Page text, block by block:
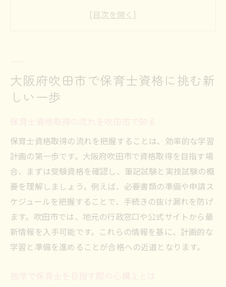
地域限定保育士試験と大阪の最新情報
独学で保育士を目指すなら押さえておきたいコ
ツ
独学で続けやすい勉強法とモチベーション
維持
保育士試験対策に役立つ教材選びのコツ
仕事や子育てと両立しやすい独学スケジュ
ール
独学で保育士試験合格者の体験談から学ぶ
大阪府地域限定保育士試験の特徴と流れ
大阪府吹田市で保育士資格に挑む新
しい一歩
保育士資格取得の流れを吹田市で知る
保育士資格取得の流れを把握することは、効率的な学習
計画の第一歩です。大阪府吹田市で資格取得を目指す場
合、まずは受験資格を確認し、筆記試験と実技試験の概
要を理解しましょう。例えば、必要書類の準備や申請ス
ケジュールを把握することで、手続きの抜け漏れを防げ
ます。吹田市では、地元の行政窓口や公式サイトから最
新情報を入手可能です。これらの情報を基に、計画的な
学習と準備を進めることが合格への近道となります。
独学で保育士を目指す際の心構えとは